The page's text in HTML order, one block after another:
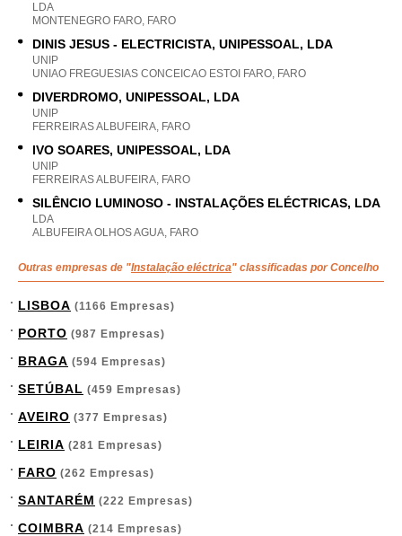
LDA
MONTENEGRO FARO, FARO
DINIS JESUS - ELECTRICISTA, UNIPESSOAL, LDA
UNIP
UNIAO FREGUESIAS CONCEICAO ESTOI FARO, FARO
DIVERDROMO, UNIPESSOAL, LDA
UNIP
FERREIRAS ALBUFEIRA, FARO
IVO SOARES, UNIPESSOAL, LDA
UNIP
FERREIRAS ALBUFEIRA, FARO
SILÊNCIO LUMINOSO - INSTALAÇÕES ELÉCTRICAS, LDA
LDA
ALBUFEIRA OLHOS AGUA, FARO
Outras empresas de "Instalação eléctrica" classificadas por Concelho
LISBOA (1166 Empresas)
PORTO (987 Empresas)
BRAGA (594 Empresas)
SETÚBAL (459 Empresas)
AVEIRO (377 Empresas)
LEIRIA (281 Empresas)
FARO (262 Empresas)
SANTARÉM (222 Empresas)
COIMBRA (214 Empresas)